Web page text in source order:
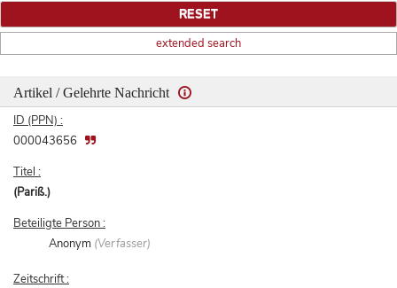
extended search
Artikel / Gelehrte Nachricht
ID (PPN) :
000043656
Titel :
(Pariß.)
Beteiligte Person :
Anonym (Verfasser)
Zeitschrift :